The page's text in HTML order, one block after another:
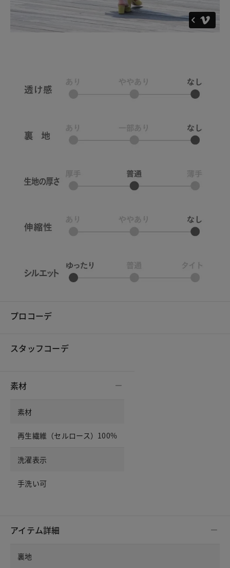
プロコーデ
スタッフコーデ
素材
素材
再生繊維（セルロース）100%
洗濯表示
手洗い可
アイテム詳細
裏地